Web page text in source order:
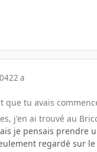
22 a
que tu avais
j'en ai trouvé au
je pensais prendre
regardé sur